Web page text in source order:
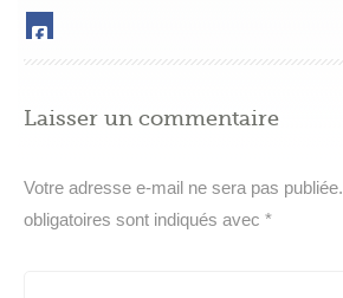
Laisser un commentaire
Votre adresse e-mail ne sera pas publiée.
obligatoires sont indiqués avec *